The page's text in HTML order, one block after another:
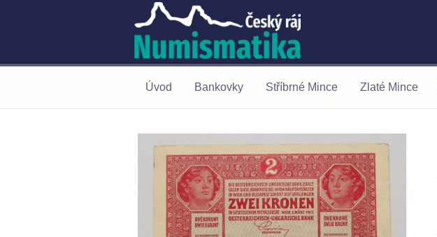
Úvod Bankovky Stříbrné Mince Zlaté Mince